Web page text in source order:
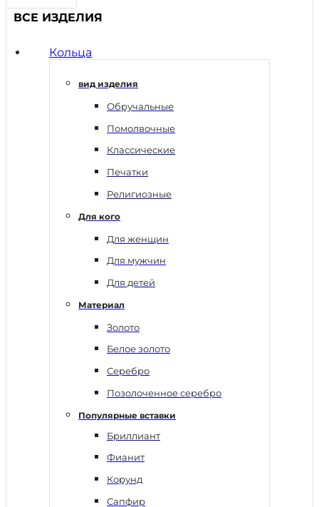
ВСЕ ИЗДЕЛИЯ
Кольца
вид изделия
Обручальные
Помолвочные
Классические
Печатки
Религиозные
Для кого
Для женщин
Для мужчин
Для детей
Материал
Золото
Белое золото
Серебро
Позолоченное серебро
Популярные вставки
Бриллиант
Фианит
Корунд
Сапфир